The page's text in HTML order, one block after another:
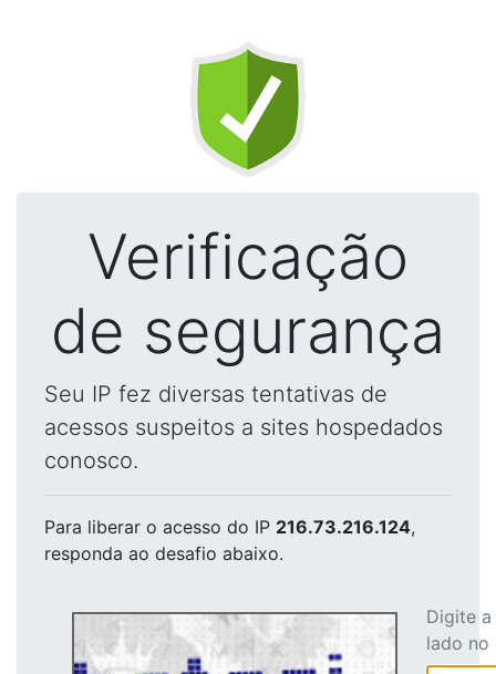
Verificação
de segurança
Seu IP fez diversas tentativas de
acessos suspeitos a sites hospedados
conosco.
Para liberar o acesso do IP 216.73.216.124,
responda ao desafio abaixo.
Digite
lado no